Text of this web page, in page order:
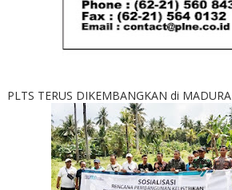
PLTS TERUS DIKEMBANGKAN di MADURA